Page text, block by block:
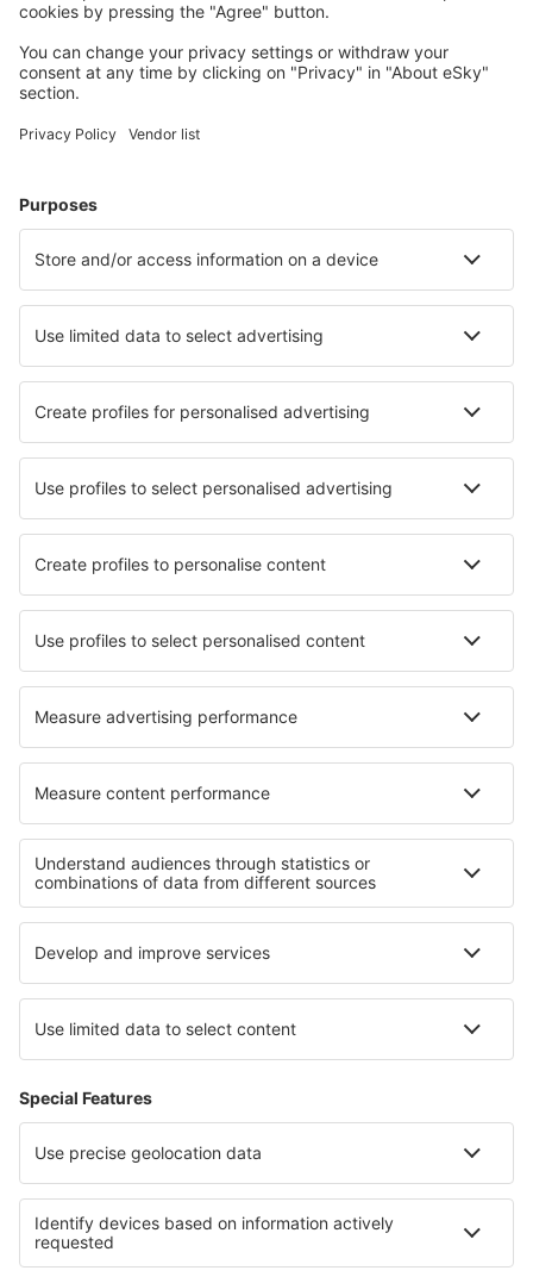
Majoitus
Lento+Hotelli
Hotellit
Kuljetukset
Lue lisää
Lentoyhtiöt
FlexFlight
Lufthansa
Wizz Air
Norwegian
KLM
SAS
Turkish Airlines
Air Baltic
Tietoa eSkysta
Sopimusehdot
Omat varaukset
Tietosuojakäytäntö
Tuki ja yhteystiedot
Yksityisyys
Maat
Kansainväliset sivut
eSky.eu eSky.com eDestinos.com